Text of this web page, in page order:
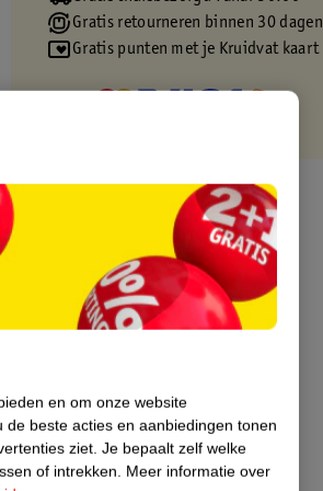
Gratis retourneren binnen 30 dagen
Gratis punten met je Kruidvat kaart
en om onze website
de beste acties en aanbiedingen tonen
ziet. Je bepaalt zelf welke
of intrekken. Meer informatie over